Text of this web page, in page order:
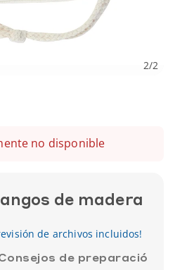
2/2
no disponible
de madera
de archivos incluidos!
de preparación